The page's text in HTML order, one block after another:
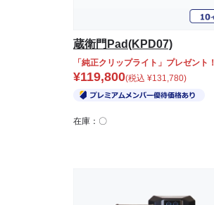
蔵衛門Pad(KPD07)
「純正クリップライト」プレゼント！
¥119,800(税込 ¥131,780)
在庫：〇